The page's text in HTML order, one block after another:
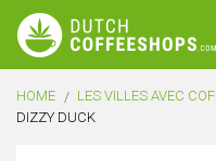
HOME LES VILLES AVEC
DIZZY DUCK